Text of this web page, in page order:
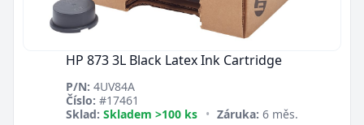
HP 873 3L Black Latex Ink Cartridge
P/N: 4UV84A
Číslo: #17461
Sklad: Skladem >100 ks • Záruka: 6 měs.